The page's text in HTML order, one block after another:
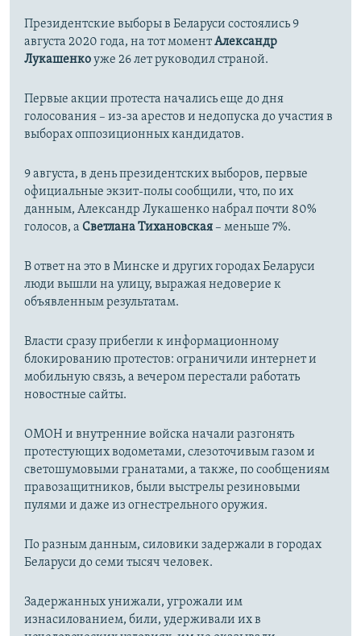
Президентские выборы в Беларуси состоялись 9
августа 2020 года, на тот моментАлександр
Лукашенкоуже 26 лет руководил страной.
Первые акции протеста начались еще до дня
голосования – из-за арестов и недопуcка до участия в
выборах оппозиционных кандидатов.
9 августа, в день президентских выборов, первые
официальные экзит-полы сообщили, что, по их
данным, Александр Лукашенко набрал почти 80%
голосов, а Светлана Тихановская– меньше 7%.
В ответ на это в Минске и других городах Беларуси
люди вышли на улицу, выражая недоверие к
объявленным результатам.
Власти сразу прибегли к информационному
блокированию протестов: ограничили интернет и
мобильную связь, а вечером перестали работать
новостные сайты.
ОМОН и внутренние войска начали разгонять
протестующих водометами, слезоточивым газом и
светошумовыми гранатами, а также, по сообщениям
правозащитников, были выстрелы резиновыми
пулями и даже из огнестрельного оружия.
По разным данным, силовики задержали в городах
Беларуси до семи тысяч человек.
Задержанных унижали, угрожали им
изнасилованием, били, удерживали их в